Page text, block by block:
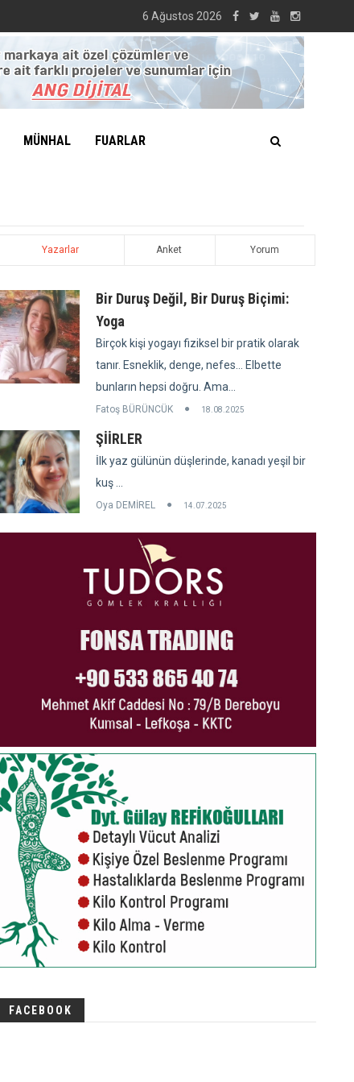
6 Ağustos 2026
MÜNHAL FUARLAR
Yazarlar Anket Yorum
Bir Duruş Değil, Bir Duruş Biçimi:
Yoga
Birçok kişi yogayı fiziksel bir pratik olarak
tanır. Esneklik, denge, nefes... Elbette
bunların hepsi doğru. Ama...
Fatoş BÜRÜNCÜK 18.08.2025
ŞİİRLER
İlk yaz gülünün düşlerinde, kanadı yeşil bir
kuş ...
Oya DEMİREL 14.07.2025
FACEBOOK